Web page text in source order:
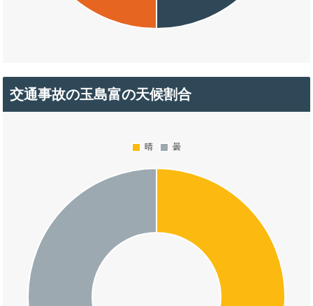
交通事故の玉島富の天候割合